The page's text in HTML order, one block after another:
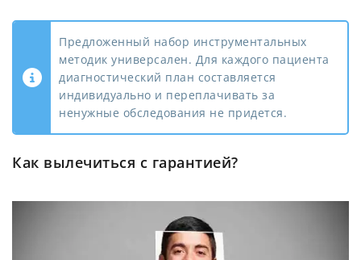
Предложенный набор инструментальных
методик универсален. Для каждого пациента
диагностический план составляется
индивидуально и переплачивать за
ненужные обследования не придется.
Как вылечиться с гарантией?
Privacy